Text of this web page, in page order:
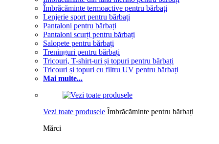
Îmbrăcăminte termoactive pentru bărbați
Lenjerie sport pentru bărbați
Pantaloni pentru bărbați
Pantaloni scurți pentru bărbați
Salopete pentru bărbați
Treninguri pentru bărbați
Tricouri, T-shirt-uri și topuri pentru bărbați
Tricouri și topuri cu filtru UV pentru bărbați
Mai multe...
Vezi toate produsele Îmbrăcăminte pentru bărbați
Mărci